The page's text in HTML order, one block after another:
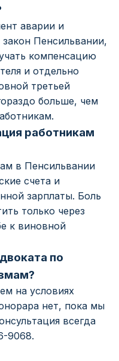
аварии и
Пенсильвании,
компенсацию
и отдельно
третьей
больше, чем
работникам
в Пенсильвании
счета и
зарплаты. Боль
только через
к виновной
по
на условиях
нет, пока мы
всегда
9068.